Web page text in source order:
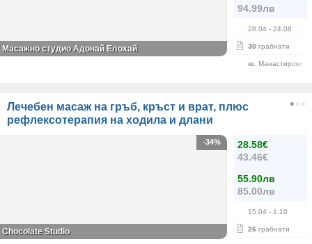
94.99лв
28.04 - 24.08
30 грабнати
кв. Манастирски
Масажно студио Адонай Елохай
Лечебен масаж на гръб, кръст и врат, плюс
рефлексотерапия на ходила и длани
28.58€
43.46€
55.90лв
85.00лв
15.04 - 1.10
26 грабнати
-34%
Chocolate Studio